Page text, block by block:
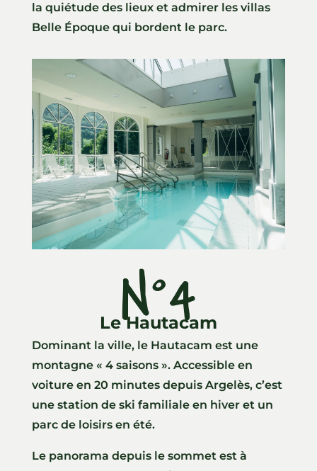
la quiétude des lieux et admirer les villas
Belle Époque qui bordent le parc.
N°4
Le Hautacam
Dominant la ville, le Hautacam est une
montagne « 4 saisons ». Accessible en
voiture en 20 minutes depuis Argelès, c’est
une station de ski familiale en hiver et un
parc de loisirs en été.
Le panorama depuis le sommet est à